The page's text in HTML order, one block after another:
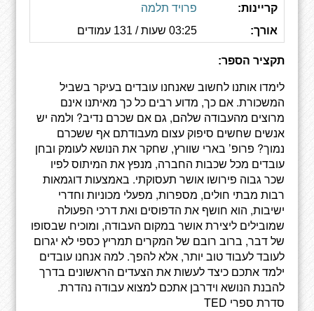
קריינות:
פרויד תלמה
אורך:
03:25 שעות / 131 עמודים
תקציר הספר:
‫לימדו אותנו לחשוב שאנחנו עובדים בעיקר בשביל
המשכורת. אם כך, מדוע רבים כל כך מאיתנו אינם
מרוצים מהעבודה שלהם, גם אם שכרם נדיב? ולמה יש
אנשים שחשים סיפוק עצום מעבודתם אף ששכרם
נמוך? פרופ’ בארי שוורץ, שחקר את הנושא לעומק ובחן
עובדים מכל שכבות החברה, מנפץ את המיתוס לפיו
שכר גבוה פירושו אושר תעסוקתי. באמצעות דוגמאות
רבות מבתי חולים, מספרות, מפעלי מכוניות וחדרי
ישיבות, הוא חושף את הדפוסים ואת דרכי הפעולה
שמובילים ליצירת אושר במקום העבודה, ומוכיח שבסופו
של דבר, ברוב רובם של המקרים תמריץ כספי לא יגרום
לעובד לעבוד טוב יותר, אלא להפך. למה אנחנו עובדים
ילמד אתכם כיצד לעשות את הצעדים הראשונים בדרך
להבנת הנושא וידרבן אתכם למצוא עבודה נהדרת.
סדרת ספרי TED